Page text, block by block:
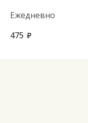
Ежедневно
475 руб.